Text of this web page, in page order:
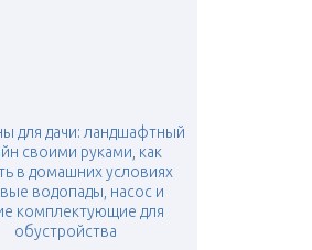
для дачи: ландшафтный
своими руками, как
в домашних условиях
водопады, насос и
комплектующие для
обустройства